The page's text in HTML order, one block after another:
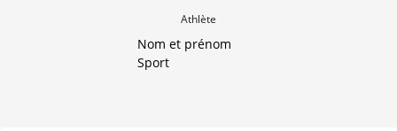
Athlète
Nom et prénom
Sport